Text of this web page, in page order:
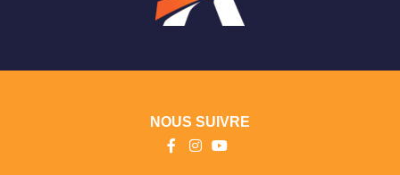
NOUS SUIVRE